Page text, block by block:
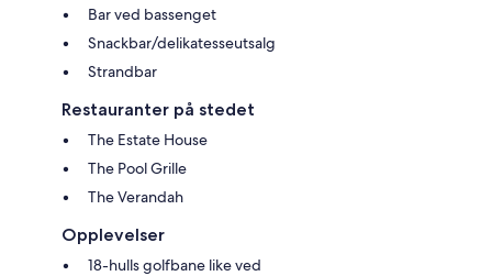
Bar ved bassenget
Snackbar/delikatesseutsalg
Strandbar
Restauranter på stedet
The Estate House
The Pool Grille
The Verandah
Opplevelser
18-hulls golfbane like ved